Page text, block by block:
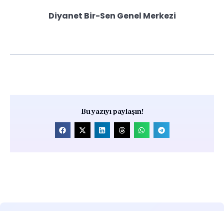
Diyanet Bir-Sen Genel Merkezi
Bu yazıyı paylaşın!